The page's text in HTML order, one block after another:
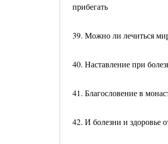
прибегать
39. Можно ли лечиться
40. Наставление при
41. Благословение в
42. И болезни и здоровье